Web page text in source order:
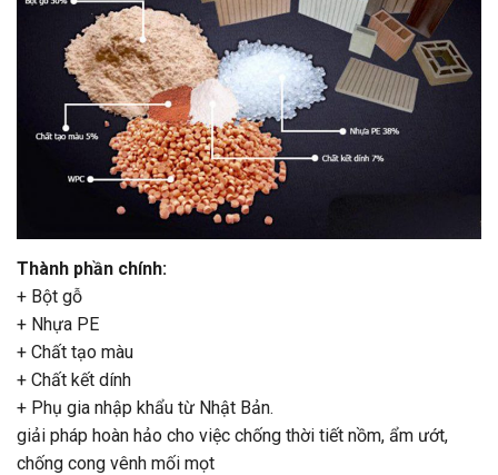
Thành phần chính:
+ Bột gỗ
+ Nhựa PE
+ Chất tạo màu
+ Chất kết dính
+ Phụ gia nhập khẩu từ Nhật Bản.
giải pháp hoàn hảo cho việc chống thời tiết nồm, ẩm ướt,
chống cong vênh mối mọt